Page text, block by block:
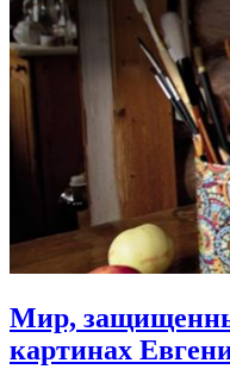
Мир,
картинах